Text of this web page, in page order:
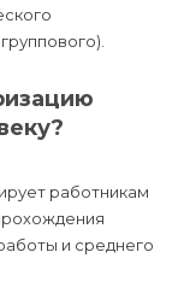
работникам
и среднего